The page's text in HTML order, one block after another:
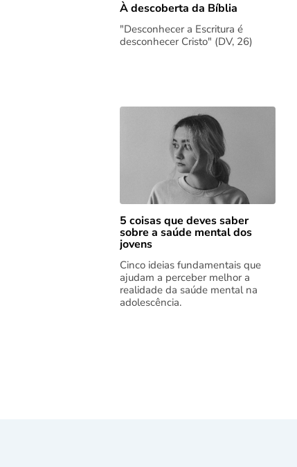
À descoberta da Bíblia
"Desconhecer a Escritura é
desconhecer Cristo" (DV, 26)
5 coisas que deves saber
sobre a saúde mental dos
jovens
Cinco ideias fundamentais que
ajudam a perceber melhor a
realidade da saúde mental na
adolescência.